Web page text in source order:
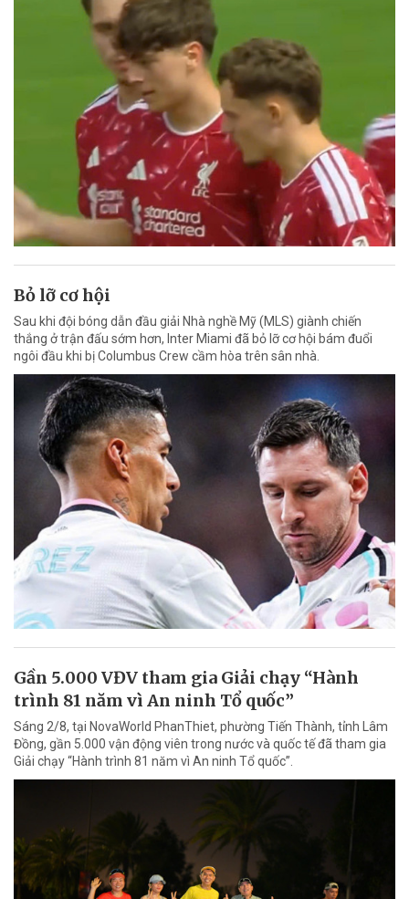
Bỏ lỡ cơ hội
Sau khi đội bóng dẫn đầu giải Nhà nghề Mỹ (MLS) giành chiến
thắng ở trận đấu sớm hơn, Inter Miami đã bỏ lỡ cơ hội bám đuổi
ngôi đầu khi bị Columbus Crew cầm hòa trên sân nhà.
Gần 5.000 VĐV tham gia Giải chạy “Hành
trình 81 năm vì An ninh Tổ quốc”
Sáng 2/8, tại NovaWorld PhanThiet, phường Tiến Thành, tỉnh Lâm
Đồng, gần 5.000 vận động viên trong nước và quốc tế đã tham gia
Giải chạy “Hành trình 81 năm vì An ninh Tổ quốc”.